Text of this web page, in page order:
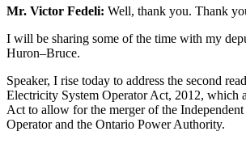
Mr. Victor Fedeli: Well, thank you. Thank
I will be sharing some of the time with my
Huron–Bruce.
Speaker, I rise today to address the second
Electricity System Operator Act, 2012, which
Act to allow for the merger of the
Operator and the Ontario Power Authority.